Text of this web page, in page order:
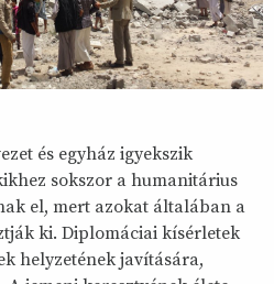
és egyház igyekszik
sokszor a humanitárius
el, mert azokat általában a
ki. Diplomáciai kísérletek
helyzetének javítására,